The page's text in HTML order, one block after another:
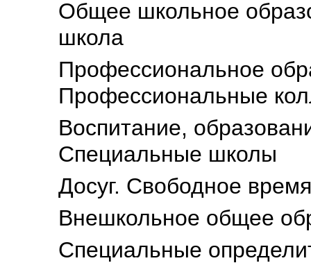
Общее школьное
школа
Профессиональное
Профессиональные
Воспитание,
Специальные школы
Досуг. Свободное
Внешкольное общее
Специальные